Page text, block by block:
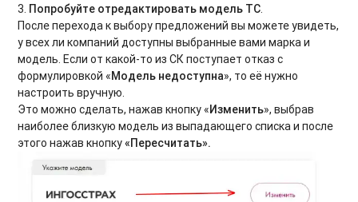
3. Попробуйте отредактировать модель ТС.
После перехода к выбору предложений вы можете увидеть,
у всех ли компаний доступны выбранные вами марка и
модель. Если от какой-то из СК поступает отказ с
формулировкой «Модель недоступна», то её нужно
настроить вручную.
Это можно сделать, нажав кнопку «Изменить», выбрав
наиболее близкую модель из выпадающего списка и после
этого нажав кнопку«Пересчитать».